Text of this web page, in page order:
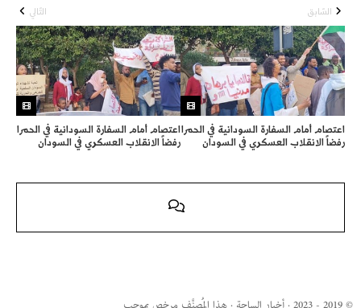
السّابق
اعتصام أمام السفارة السودانية في الحمرا
رفضاً الانقلاب العسكري في السودان
التّالي
اعتصام أمام السفارة السودانية في الحمرا
رفضاً الانقلاب العسكري في السودان